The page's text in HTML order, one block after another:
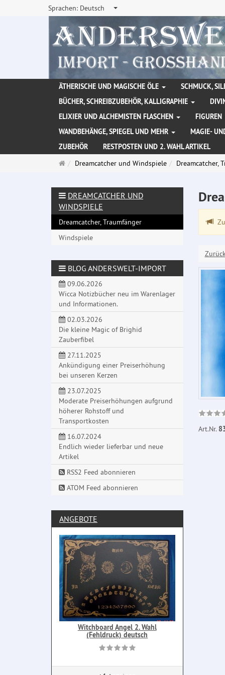
Sprachen: Deutsch
ÄTHERISCHE UND MAGISCHE ÖLE SCHMUCK,
BÜCHER, SCHREIBZUBEHÖR, KALLIGRAPHIE
ELIXIER UND ALCHEMISTEN FLASCHEN
FIGUREN
WANDBEHÄNGE, SPIEGEL UND MEHR
MAGIE-
ZUBEHÖR
RESTPOSTEN UND 2. WAHL ARTIKEL
Startseite
Dreamcatcher und Windspiele Dreamcatcher,
Zu
Art.Nr.
DREAMCATCHER UND
WINDSPIELE
Dreamcatcher, Traumfänger
Windspiele
BLOG ANDERSWELT-IMPORT
09.06.2026
Wicca Notizbücher neu im Warenlager
und Informationen.
02.03.2026
Die kleine Magic of Brighid
Zauberfibel
27.11.2025
Ankündigung einer Preiserhöhung
bei unseren Kerzen
23.07.2025
Moderate Preiserhöhungen aufgrund
höherer Rohstoff und
Transportkosten
16.07.2024
Endlich wieder lieferbar und neue
Artikel
RSS2 Feed abonnieren
ATOM Feed abonnieren
ANGEBOTE
Witchboard Angel 2. Wahl
(Fehldruck) deutsch